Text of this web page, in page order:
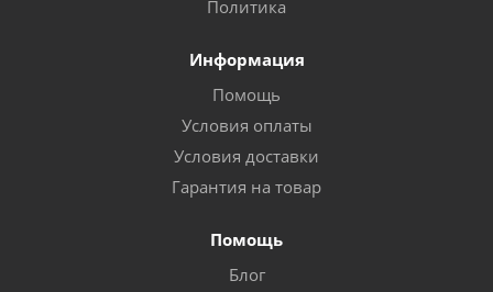
Политика
Информация
Помощь
Условия оплаты
Условия доставки
Гарантия на товар
Помощь
Блог